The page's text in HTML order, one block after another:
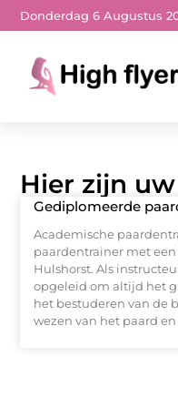
Donderdag 6 Augustus
Hier zijn
Gediplomeerde
Academische
paardentrainer met
Hulshorst. Als
opgeleid om altijd het
het bestuderen van de
wezen van het paard